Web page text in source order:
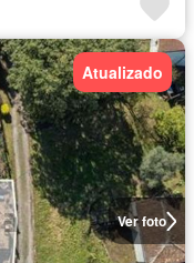
Ver foto
Atualizado